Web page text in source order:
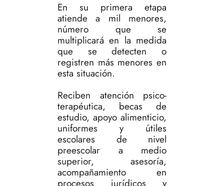
En su primera etapa
atiende a mil menores,
número que se
multiplicará en la medida
que se detecten o
registren más menores en
esta situación.
Reciben atención psico-
terapéutica, becas de
estudio, apoyo alimenticio,
uniformes y útiles
escolares de nivel
preescolar a medio
superior, asesoría,
acompañamiento en